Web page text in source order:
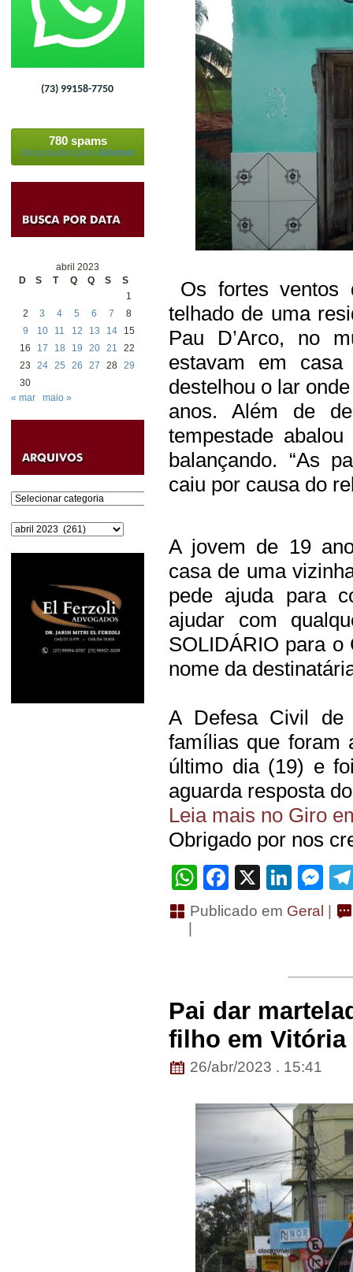
(73) 99158-7750
780 spams
bloqueados pelo Akismet
abril 2023
D
S T Q Q S
S
1
2
3 4 5 6 7
8
9
10 11 12 13 14
15
16
17 18 19 20 21
22
23
24 25 26 27 28 29
30
« mar
maio »
Categorias
Arquivos
Os fortes ventos
telhado de uma
Pau D’Arco, no
estavam em
destelhou o lar
anos. Além de
tempestade
balançando. “As
caiu por causa do
A jovem de 19
casa de uma
pede ajuda para
ajudar com
SOLIDÁRIO para o
nome da
A Defesa Civil de
famílias que foram
último dia (19) e
aguarda resposta
Leia mais no Giro
Obrigado por nos
WhatsApp
Facebook
X
Publicado em Geral |
Pai dar
filho em Vitória
26/abr/2023 . 15:41